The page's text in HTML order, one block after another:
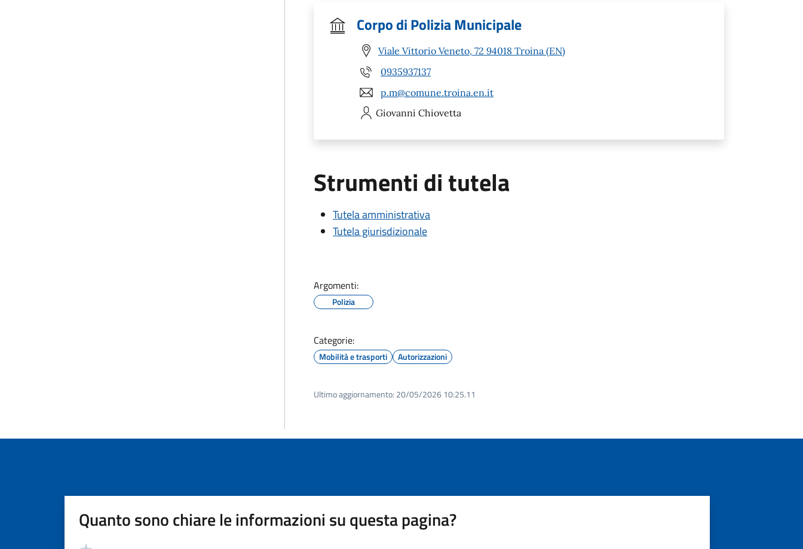
Corpo di Polizia Municipale
Viale Vittorio Veneto, 72 94018 Troina (EN)
0935937137
p.m@comune.troina.en.it
Giovanni Chiovetta
Strumenti di tutela
Tutela amministrativa
Tutela giurisdizionale
Argomenti:
Polizia
Categorie:
Mobilità e trasporti Autorizzazioni
Ultimo aggiornamento: 20/05/2026 10:25.11
Quanto sono chiare le informazioni su questa pagina?
Valutazione